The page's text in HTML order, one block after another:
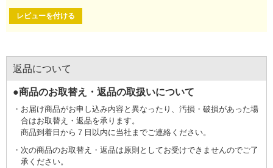
レビューを付ける
返品について
●商品のお取替え・返品の取扱いについて
お届け商品がお申し込み内容と異なったり、汚損・破損があった場
合はお取替え・返品を承ります。
商品到着日から７日以内に当社までご連絡ください。
次の商品のお取替え・返品は原則としてお受けできませんのでご了
承ください。